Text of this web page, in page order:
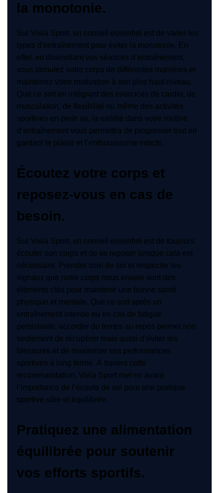
la monotonie.
Sur Voila Sport, un conseil essentiel est de varier les
types d’entraînement pour éviter la monotonie. En
effet, en diversifiant vos séances d’entraînement,
vous stimulez votre corps de différentes manières et
maintenez votre motivation à son plus haut niveau.
Que ce soit en intégrant des exercices de cardio, de
musculation, de flexibilité ou même des activités
sportives en plein air, la variété dans votre routine
d’entraînement vous permettra de progresser tout en
gardant le plaisir et l’enthousiasme intacts.
Écoutez votre corps et
reposez-vous en cas de
besoin.
Sur Voila Sport, un conseil essentiel est de toujours
écouter son corps et de se reposer lorsque cela est
nécessaire. Prendre soin de soi et respecter les
signaux que notre corps nous envoie sont des
éléments clés pour maintenir une bonne santé
physique et mentale. Que ce soit après un
entraînement intense ou en cas de fatigue
persistante, accorder du temps au repos permet non
seulement de récupérer mais aussi d’éviter les
blessures et de maximiser ses performances
sportives à long terme. À travers cette
recommandation, Voila Sport met en avant
l’importance de l’écoute de soi pour une pratique
sportive sûre et équilibrée.
Pratiquez une alimentation
équilibrée pour soutenir
vos efforts sportifs.